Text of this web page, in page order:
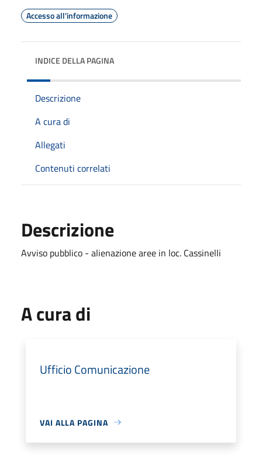
Accesso all'informazione
INDICE DELLA PAGINA
Descrizione
A cura di
Allegati
Contenuti correlati
Descrizione
Avviso pubblico - alienazione aree in loc. Cassinelli
A cura di
Ufficio Comunicazione
VAI ALLA PAGINA